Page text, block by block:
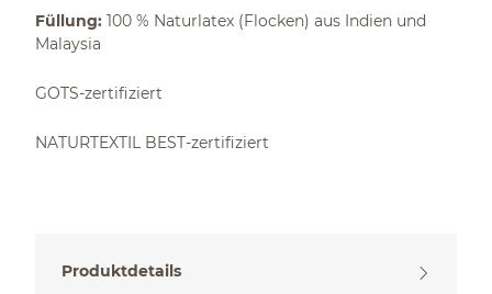
Füllung: 100 % Naturlatex (Flocken) aus Indien und
Malaysia
GOTS-zertifiziert
NATURTEXTIL BEST-zertifiziert
Produktdetails